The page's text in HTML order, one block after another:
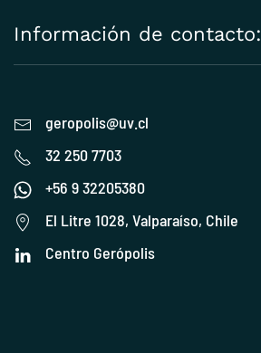
Información de contacto:
geropolis@uv.cl
32 250 7703
+56 9 32205380
El Litre 1028, Valparaíso, Chile
Centro Gerópolis